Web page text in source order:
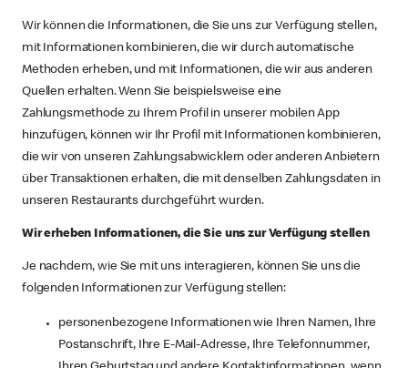
Wir können die Informationen, die Sie uns zur Verfügung stellen,
mit Informationen kombinieren, die wir durch automatische
Methoden erheben, und mit Informationen, die wir aus anderen
Quellen erhalten. Wenn Sie beispielsweise eine
Zahlungsmethode zu Ihrem Profil in unserer mobilen App
hinzufügen, können wir Ihr Profil mit Informationen kombinieren,
die wir von unseren Zahlungsabwicklern oder anderen Anbietern
über Transaktionen erhalten, die mit denselben Zahlungsdaten in
unseren Restaurants durchgeführt wurden.
Wir erheben Informationen, die Sie uns zur Verfügung stellen
Je nachdem, wie Sie mit uns interagieren, können Sie uns die
folgenden Informationen zur Verfügung stellen:
personenbezogene Informationen wie Ihren Namen, Ihre
Postanschrift, Ihre E-Mail-Adresse, Ihre Telefonnummer,